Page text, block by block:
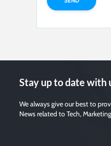
Stay up to date with
We always give our best to
News related to Tech,